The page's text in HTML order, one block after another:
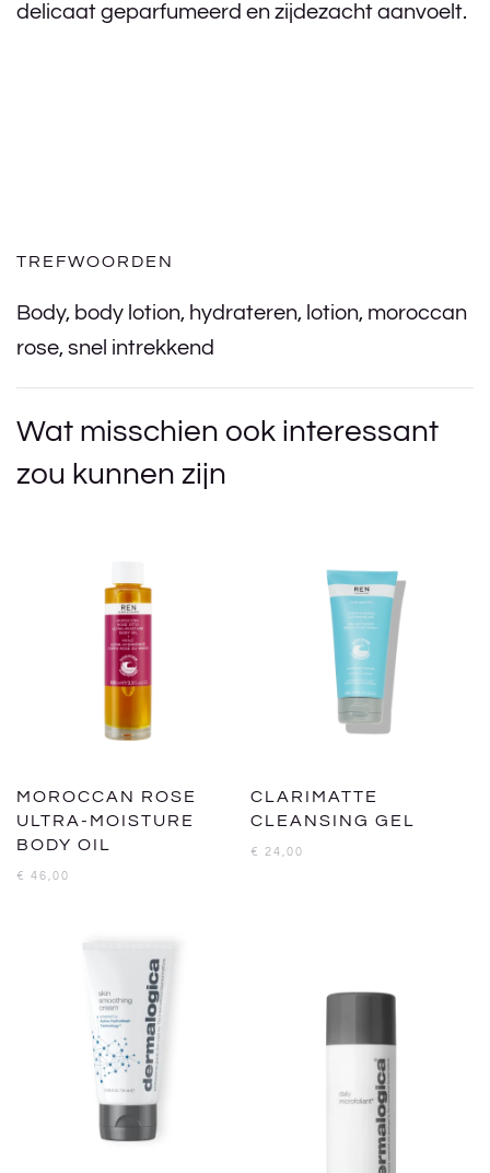
delicaat geparfumeerd en zijdezacht aanvoelt.
TREFWOORDEN
Body, body lotion, hydrateren, lotion, moroccan
rose, snel intrekkend
Wat misschien ook interessant
zou kunnen zijn
MOROCCAN ROSE
ULTRA-MOISTURE
BODY OIL
€ 46,00
CLARIMATTE
CLEANSING GEL
€ 24,00